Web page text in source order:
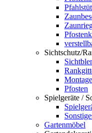
Sichtschutz/
Pfosten
Spielgeräte /
Gartenmöbel